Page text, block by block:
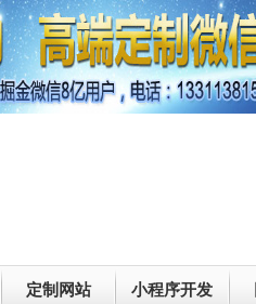
定制网站 小程序开发